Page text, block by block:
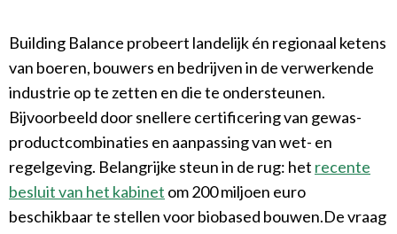
Building Balance probeert landelijk én regionaal ketens
van boeren, bouwers en bedrijven in de verwerkende
industrie op te zetten en die te ondersteunen.
Bijvoorbeeld door snellere certificering van gewas-
productcombinaties en aanpassing van wet- en
regelgeving. Belangrijke steun in de rug: het recente
besluit van het kabinet om 200 miljoen euro
beschikbaar te stellen voor biobased bouwen.De vraag